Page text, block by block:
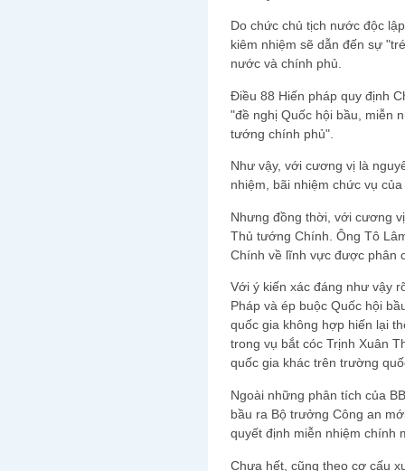
Do chức chủ tịch nước độc
kiêm nhiệm sẽ dẫn đến sự
nước và chính phủ.
Điều 88 Hiến pháp quy định
"đề nghị Quốc hội bầu, miễn
tướng chính phủ".
Như vậy, với cương vị là
nhiệm, bãi nhiệm chức vụ
Nhưng đồng thời, với cương
Thủ tướng Chính. Ông Tô
Chính về lĩnh vực được phân
Với ý kiến xác đáng như vậy
Pháp và ép buộc Quốc hội
quốc gia không hợp hiến lại
trong vụ bắt cóc Trịnh Xuân
quốc gia khác trên trường
Ngoài những phân tích của
bầu ra Bộ trưởng Công an
quyết định miễn nhiệm chính
Chưa hết, cũng theo cơ cấu